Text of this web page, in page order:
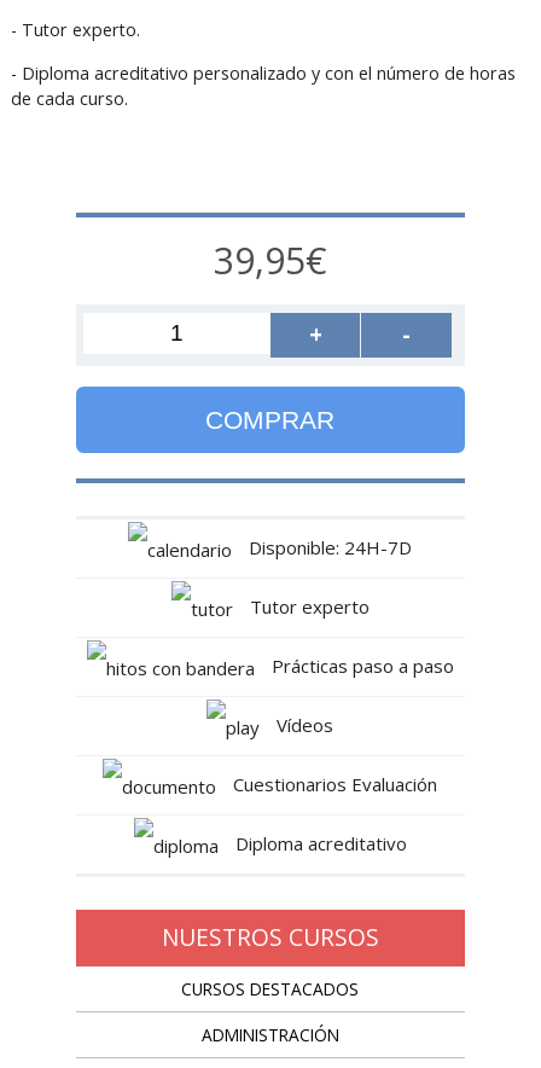
- Tutor experto.
- Diploma acreditativo personalizado y con el número de horas
de cada curso.
39,95€
+ -
COMPRAR
Disponible: 24H-7D
Tutor experto
Prácticas paso a paso
Vídeos
Cuestionarios Evaluación
Diploma acreditativo
NUESTROS CURSOS
CURSOS DESTACADOS
ADMINISTRACIÓN